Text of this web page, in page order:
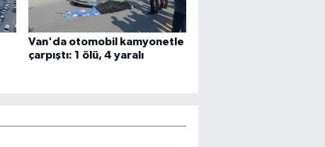
Van'da otomobil kamyonetle
çarpıştı: 1 ölü, 4 yaralı